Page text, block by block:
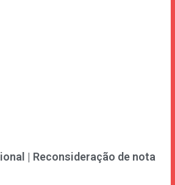
| Reconsideração de nota